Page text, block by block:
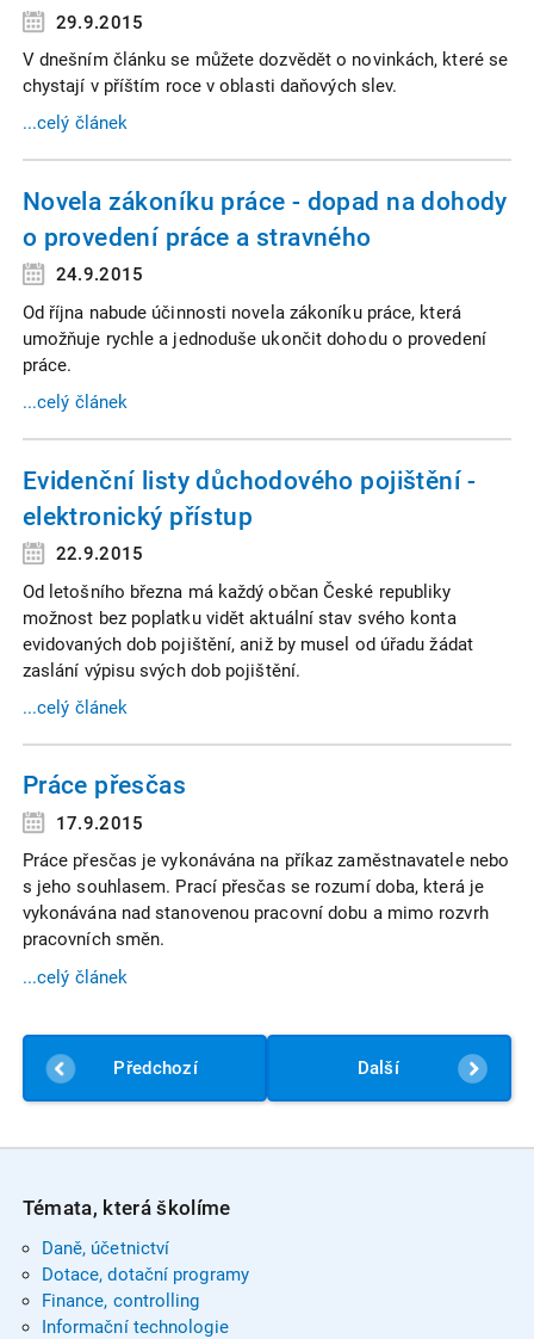
29.9.2015
V dnešním článku se můžete dozvědět o novinkách, které se
chystají v příštím roce v oblasti daňových slev.
...celý článek
Novela zákoníku práce - dopad na dohody
o provedení práce a stravného
24.9.2015
Od října nabude účinnosti novela zákoníku práce, která
umožňuje rychle a jednoduše ukončit dohodu o provedení
práce.
...celý článek
Evidenční listy důchodového pojištění -
elektronický přístup
22.9.2015
Od letošního března má každý občan České republiky
možnost bez poplatku vidět aktuální stav svého konta
evidovaných dob pojištění, aniž by musel od úřadu žádat
zaslání výpisu svých dob pojištění.
...celý článek
Práce přesčas
17.9.2015
Práce přesčas je vykonávána na příkaz zaměstnavatele nebo
s jeho souhlasem. Prací přesčas se rozumí doba, která je
vykonávána nad stanovenou pracovní dobu a mimo rozvrh
pracovních směn.
...celý článek
Předchozí Další
Témata, která školíme
Daně, účetnictví
Dotace, dotační programy
Finance, controlling
Informační technologie